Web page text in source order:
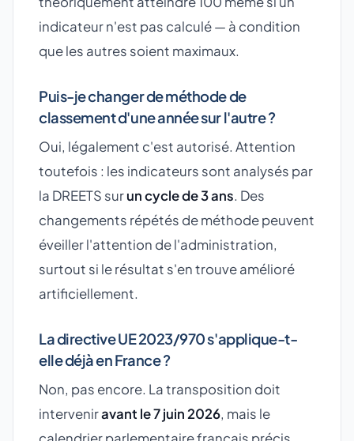
indicateur n'est pas calculé — à condition
que les autres soient maximaux.
Puis-je changer de méthode de
classement d'une année sur l'autre ?
Oui, légalement c'est autorisé. Attention
toutefois : les indicateurs sont analysés par
la DREETS surun cycle de 3 ans. Des
changements répétés de méthode peuvent
éveiller l'attention de l'administration,
surtout si le résultat s'en trouve amélioré
artificiellement.
La directive UE 2023/970 s'applique-t-
elle déjà en France ?
Non, pas encore. La transposition doit
interveniravant le 7 juin 2026, mais le